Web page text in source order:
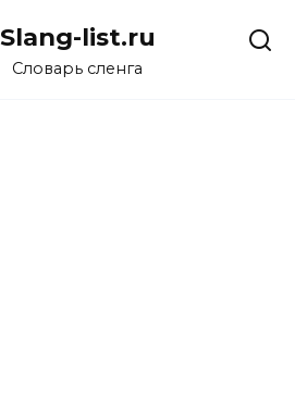
Slang-list.ru
Словарь сленга